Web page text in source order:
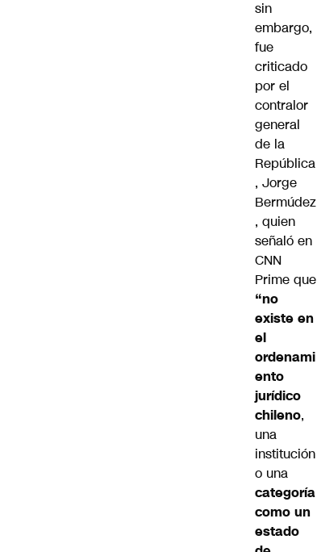
sin
embargo,
fue
criticado
por el
contralor
general
de la
República
, Jorge
Bermúdez
, quien
señaló en
CNN
Prime que
“no
existe en
el
ordenami
ento
jurídico
chileno,
una
institución
o una
categoría
como un
estado